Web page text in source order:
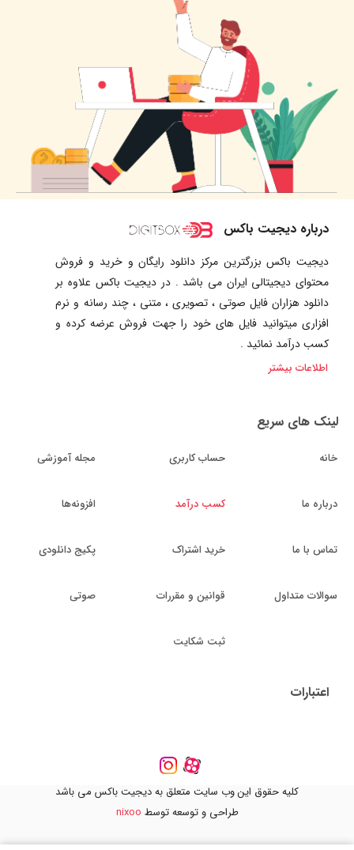
درباره دیجیت باکس
دیجیت باکس بزرگترین مرکز دانلود رایگان و خرید و فروش
محتوای دیجیتالی ایران می باشد . در دیجیت باکس علاوه بر
دانلود هزاران فایل صوتی ، تصویری ، متنی ، چند رسانه و نرم
افزاری میتوانید فایل های خود را جهت فروش عرضه کرده و
کسب درآمد نمائید .
اطلاعات بیشتر
لینک های سریع
خانه
درباره ما
تماس با ما
سوالات متداول
حساب کاربری
کسب درآمد
خرید اشتراک
قوانین و مقررات
ثبت شکایت
مجله آموزشی
افزونه‌ها
پکیج دانلودی
صوتی
اعتبارات
کلیه حقوق این وب سایت متعلق به دیجیت باکس می باشد
طراحی و توسعه توسط nixoo